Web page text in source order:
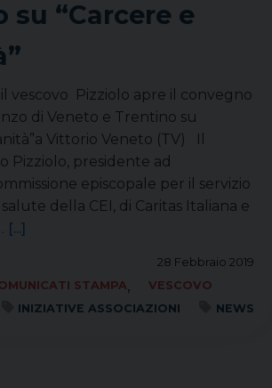
su “Carcere e
vescovo Pizziolo apre il convegno
di Veneto e Trentino su
Vittorio Veneto (TV) Il
Pizziolo, presidente ad
episcopale per il servizio
della CEI, di Caritas Italiana e
[...]
28 Febbraio 2019
STAMPA,
VESCOVO
INIZIATIVE ASSOCIAZIONI
NEWS